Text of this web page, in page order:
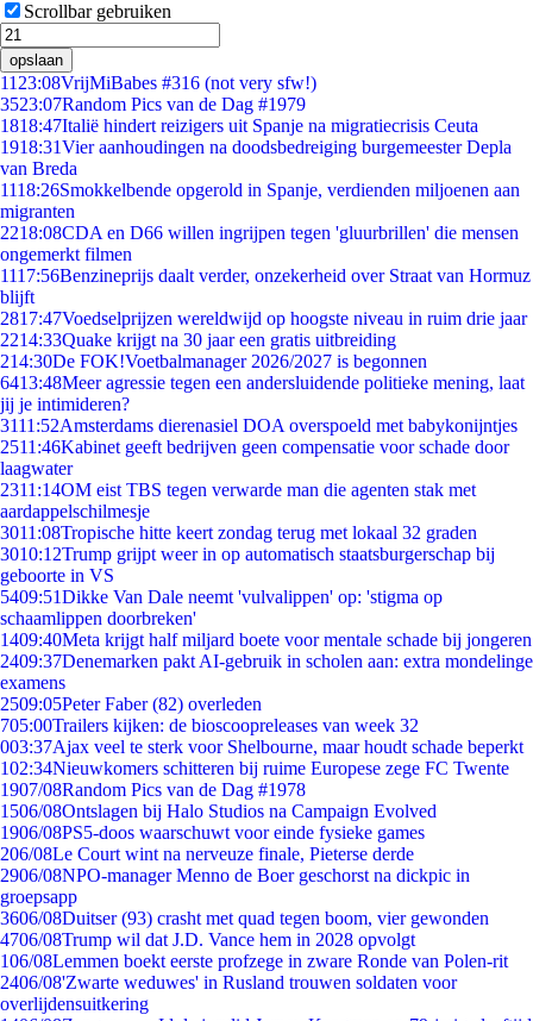
Scrollbar gebruiken
opslaan
11 23:08VrijMiBabes #316 (not very sfw!)
3523:07Random Pics van de Dag #1979
1818:47Italië hindert reizigers uit Spanje na migratiecrisis Ceuta
1918:31Vier aanhoudingen na doodsbedreiging burgemeester Depla
van Breda
1118:26Smokkelbende opgerold in Spanje, verdienden miljoenen aan
migranten
2218:08CDA en D66 willen ingrijpen tegen 'gluurbrillen' die mensen
ongemerkt filmen
1117:56Benzineprijs daalt verder, onzekerheid over Straat van Hormuz
blijft
2817:47Voedselprijzen wereldwijd op hoogste niveau in ruim drie jaar
2214:33Quake krijgt na 30 jaar een gratis uitbreiding
214:30De FOK!Voetbalmanager 2026/2027 is begonnen
6413:48Meer agressie tegen een andersluidende politieke mening, laat
jij je intimideren?
3111:52Amsterdams dierenasiel DOA overspoeld met babykonijntjes
2511:46Kabinet geeft bedrijven geen compensatie voor schade door
laagwater
2311:14OM eist TBS tegen verwarde man die agenten stak met
aardappelschilmesje
3011:08Tropische hitte keert zondag terug met lokaal 32 graden
3010:12Trump grijpt weer in op automatisch staatsburgerschap bij
geboorte in VS
5409:51Dikke Van Dale neemt 'vulvalippen' op: 'stigma op
schaamlippen doorbreken'
1409:40Meta krijgt half miljard boete voor mentale schade bij jongeren
2409:37Denemarken pakt AI-gebruik in scholen aan: extra mondelinge
examens
2509:05Peter Faber (82) overleden
705:00Trailers kijken: de bioscoopreleases van week 32
003:37Ajax veel te sterk voor Shelbourne, maar houdt schade beperkt
102:34Nieuwkomers schitteren bij ruime Europese zege FC Twente
1907/08Random Pics van de Dag #1978
1506/08Ontslagen bij Halo Studios na Campaign Evolved
1906/08PS5-doos waarschuwt voor einde fysieke games
206/08Le Court wint na nerveuze finale, Pieterse derde
2906/08NPO-manager Menno de Boer geschorst na dickpic in
groepsapp
3606/08Duitser (93) crasht met quad tegen boom, vier gewonden
4706/08Trump wil dat J.D. Vance hem in 2028 opvolgt
106/08Lemmen boekt eerste profzege in zware Ronde van Polen-rit
2406/08'Zwarte weduwes' in Rusland trouwen soldaten voor
overlijdensuitkering